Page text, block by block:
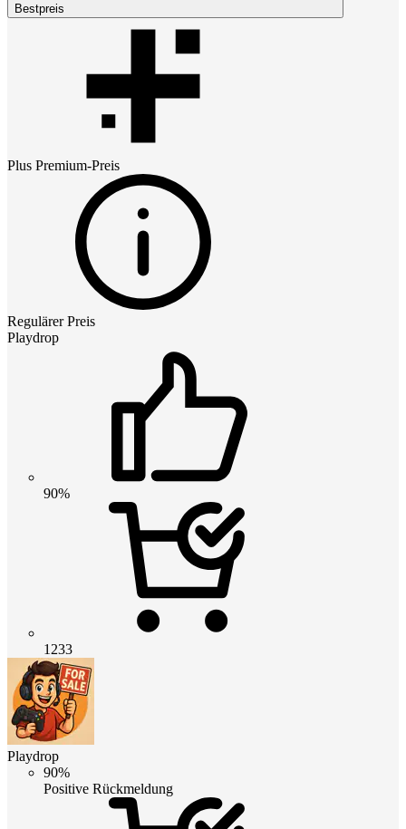
Bestpreis
Plus Premium-Preis
Regulärer Preis
Playdrop
90%
1233
Playdrop
90%
Positive Rückmeldung